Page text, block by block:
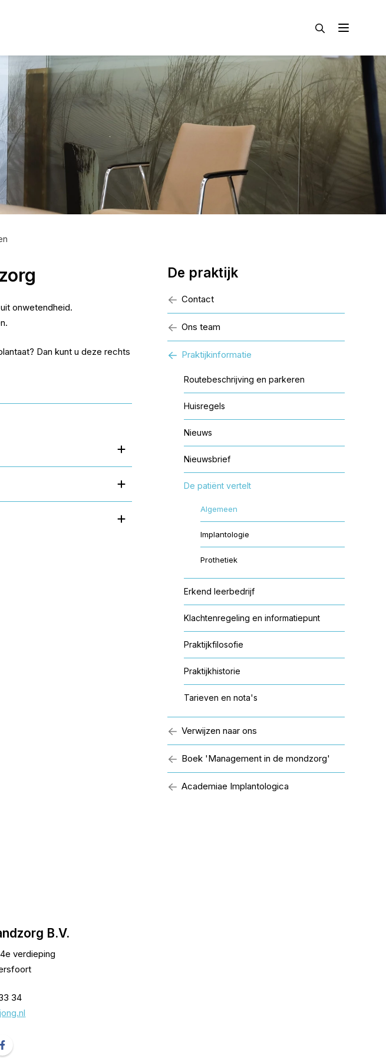
Menu
Zoeken
onwetendheid.
Dan kunt u deze rechts
De praktijk
Contact
Ons team
Praktijkinformatie
Routebeschrijving en parkeren
Huisregels
Nieuws
Nieuwsbrief
De patiënt vertelt
Algemeen
Implantologie
Prothetiek
Erkend leerbedrijf
Klachtenregeling en informatiepunt
Praktijkfilosofie
Praktijkhistorie
Tarieven en nota's
Verwijzen naar ons
Boek 'Management in de mondzorg'
Academiae Implantologica
B.V.
verdieping
34
ons op Instagram T.X. de Jong Tandzorg B.V.